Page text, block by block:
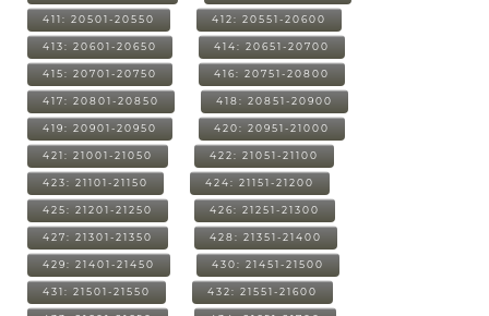
411: 20501-20550 412: 20551-20600
413: 20601-20650 414: 20651-20700
415: 20701-20750 416: 20751-20800
417: 20801-20850 418: 20851-20900
419: 20901-20950 420: 20951-21000
421: 21001-21050 422: 21051-21100
423: 21101-21150 424: 21151-21200
425: 21201-21250 426: 21251-21300
427: 21301-21350 428: 21351-21400
429: 21401-21450 430: 21451-21500
431: 21501-21550 432: 21551-21600